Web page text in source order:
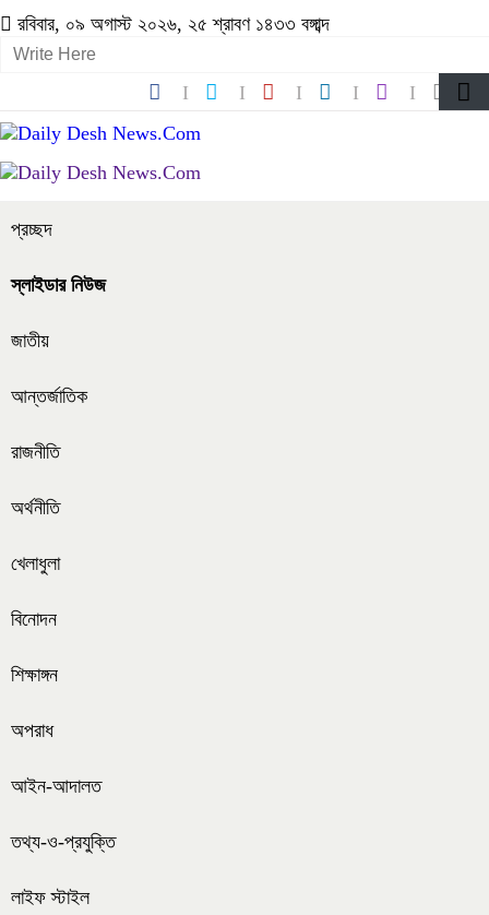
রবিবার, ০৯ অগাস্ট ২০২৬, ২৫ শ্রাবণ ১৪৩৩ বঙ্গাব্দ
প্রচ্ছদ
স্লাইডার নিউজ
জাতীয়
আন্তর্জাতিক
রাজনীতি
অর্থনীতি
খেলাধুলা
বিনোদন
শিক্ষাঙ্গন
অপরাধ
আইন-আদালত
তথ্য-ও-প্রযুক্তি
লাইফ স্টাইল